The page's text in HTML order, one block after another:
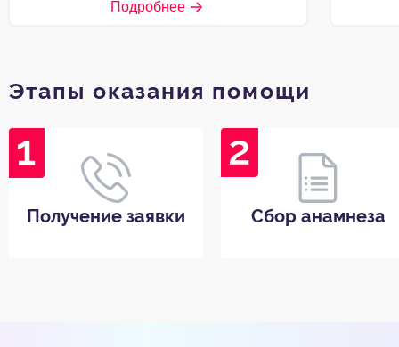
Подробнее
Этапы оказания помощи
Получение заявки Сбор анамнеза